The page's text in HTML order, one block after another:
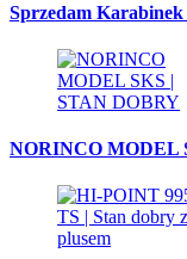
Sprzedam
NORINCO MODEL